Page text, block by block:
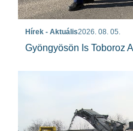
Hírek - Aktuális2026. 08. 05.
Gyöngyösön Is Toboroz